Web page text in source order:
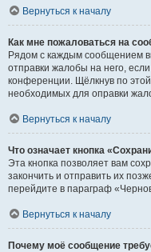
Вернуться к началу
Как мне пожаловаться на
Рядом с каждым сообщением
отправки жалобы на него,
конференции. Щёлкнув по
необходимых для оправки
Вернуться к началу
Что означает кнопка
Эта кнопка позволяет вам
закончить и отправить их
перейдите в параграф
Вернуться к началу
Почему моё сообщение